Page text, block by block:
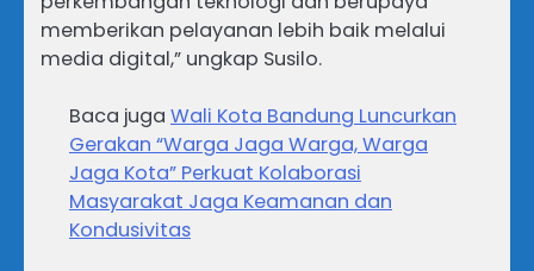
memberikan pelayanan lebih baik melalui
media digital,” ungkap Susilo.
Baca juga Wali Kota Bandung Luncurkan
Gerakan “Warga Jaga Warga, Warga
Jaga Kota” Perkuat Kolaborasi
Masyarakat Jaga Keamanan dan
Kondusivitas